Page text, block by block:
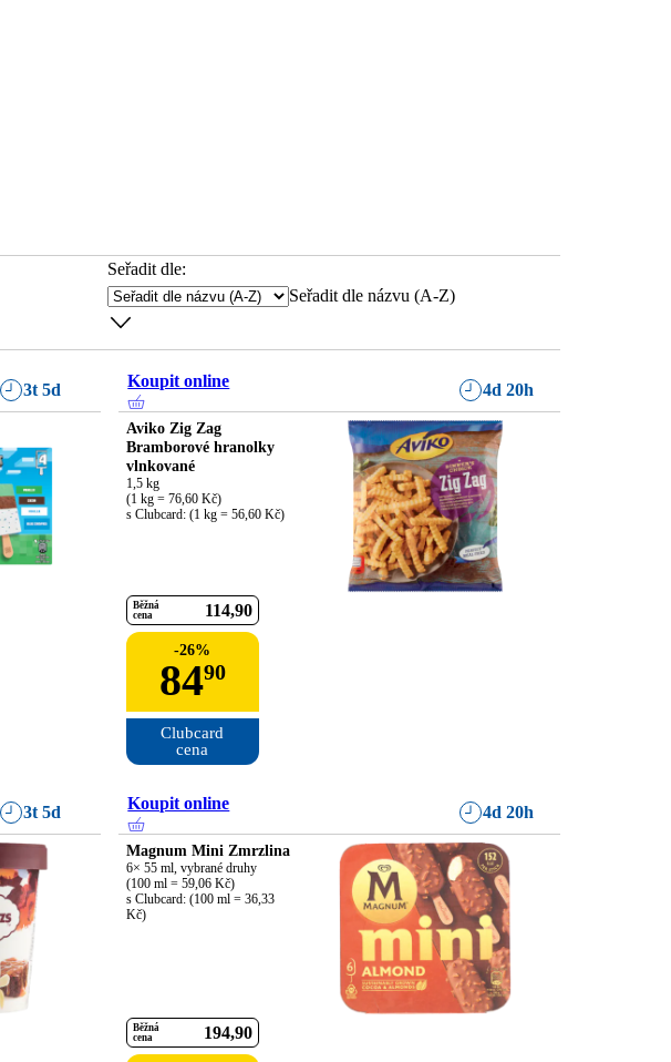
Seřadit dle:
Seřadit dle názvu (A-Z)
3t 5d Koupit online 4d 20h
Aviko Zig Zag
Bramborové hranolky
vlnkované
1,5 kg
(1 kg = 76,60 Kč)
s Clubcard: (1 kg = 56,60 Kč)
Běžná
cena
114 90
-26%
8490
Clubcard
cena
3t 5d Koupit online 4d 20h
Magnum Mini Zmrzlina
6× 55 ml, vybrané druhy
(100 ml = 59,06 Kč)
s Clubcard: (100 ml = 36,33
Kč)
Běžná
cena
194 90